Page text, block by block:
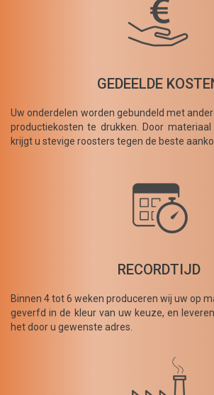
GEDEELDE
Uw onderdelen worden gebundeld met
productiekosten te drukken. Door
krijgt u stevige roosters tegen de beste
RECORDTIJD
Binnen 4 tot 6 weken produceren wij uw op
geverfd in de kleur van uw keuze, en
het door u gewenste adres.